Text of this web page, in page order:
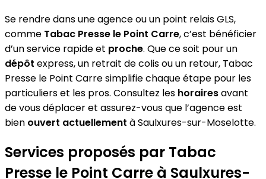
Se rendre dans une agence ou un point relais GLS,
comme Tabac Presse le Point Carre, c’est bénéficier
d’un service rapide et proche. Que ce soit pour un
dépôt express, un retrait de colis ou un retour, Tabac
Presse le Point Carre simplifie chaque étape pour les
particuliers et les pros. Consultez les horairesavant
de vous déplacer et assurez-vous que l’agence est
bien ouvert actuellement à Saulxures-sur-Moselotte.
Services proposés par Tabac
Presse le Point Carre à Saulxures-